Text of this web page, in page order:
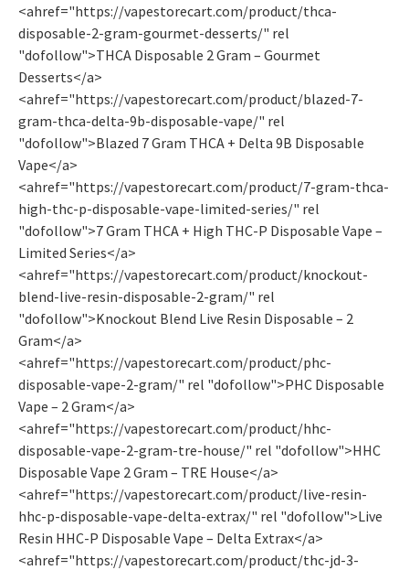
<ahref="https://vapestorecart.com/product/thca-
disposable-2-gram-gourmet-desserts/" rel
"dofollow">THCA Disposable 2 Gram – Gourmet
Desserts</a>
<ahref="https://vapestorecart.com/product/blazed-7-
gram-thca-delta-9b-disposable-vape/" rel
"dofollow">Blazed 7 Gram THCA + Delta 9B Disposable
Vape</a>
<ahref="https://vapestorecart.com/product/7-gram-thca-
high-thc-p-disposable-vape-limited-series/" rel
"dofollow">7 Gram THCA + High THC-P Disposable Vape –
Limited Series</a>
<ahref="https://vapestorecart.com/product/knockout-
blend-live-resin-disposable-2-gram/" rel
"dofollow">Knockout Blend Live Resin Disposable – 2
Gram</a>
<ahref="https://vapestorecart.com/product/phc-
disposable-vape-2-gram/" rel "dofollow">PHC Disposable
Vape – 2 Gram</a>
<ahref="https://vapestorecart.com/product/hhc-
disposable-vape-2-gram-tre-house/" rel "dofollow">HHC
Disposable Vape 2 Gram – TRE House</a>
<ahref="https://vapestorecart.com/product/live-resin-
hhc-p-disposable-vape-delta-extrax/" rel "dofollow">Live
Resin HHC-P Disposable Vape – Delta Extrax</a>
<ahref="https://vapestorecart.com/product/thc-jd-3-